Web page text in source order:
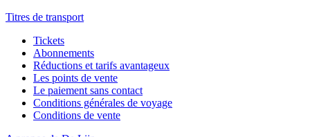
Titres de transport
Tickets
Abonnements
Réductions et tarifs avantageux
Les points de vente
Le paiement sans contact
Conditions générales de voyage
Conditions de vente